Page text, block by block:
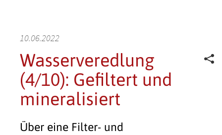
10.06.2022
Wasserveredlung
(4/10): Gefiltert und
mineralisiert
Über eine Filter- und